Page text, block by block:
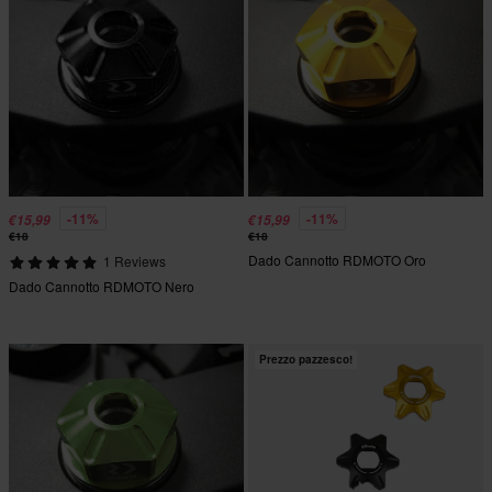
€15,99 -11%
€18
1 Reviews
Dado Cannotto RDMOTO Nero
€15,99 -11%
€18
Dado Cannotto RDMOTO Oro
Prezzo pazzesco!